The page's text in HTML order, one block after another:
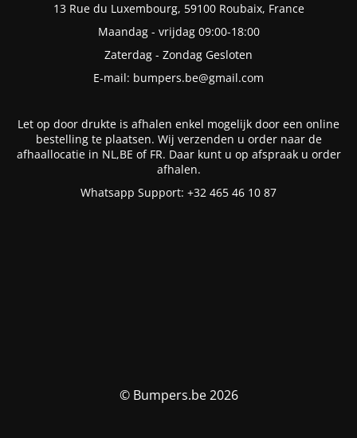
13 Rue du Luxembourg, 59100 Roubaix, France
Maandag - vrijdag 09:00-18:00
Zaterdag - Zondag Gesloten
E-mail: bumpers.be@gmail.com
Let op door drukte is afhalen enkel mogelijk door een online
bestelling te plaatsen. Wij verzenden u order naar de
afhaallocatie in NL,BE of FR. Daar kunt u op afspraak u order
afhalen.
Whatsapp Support: +32 465 46 10 87
© Bumpers.be 2026